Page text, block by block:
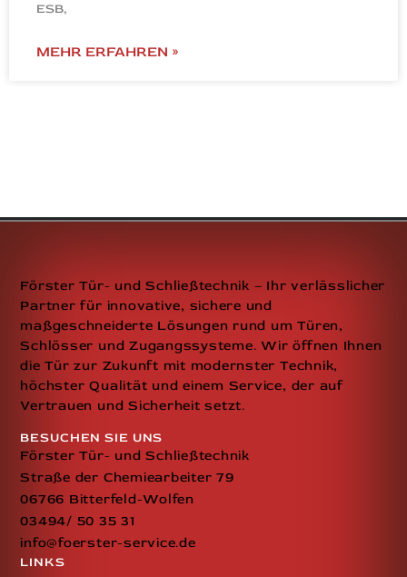
ESB,
MEHR ERFAHREN »
Förster Tür- und Schließtechnik – Ihr verlässlicher
Partner für innovative, sichere und
maßgeschneiderte Lösungen rund um Türen,
Schlösser und Zugangssysteme. Wir öffnen Ihnen
die Tür zur Zukunft mit modernster Technik,
höchster Qualität und einem Service, der auf
Vertrauen und Sicherheit setzt.
BESUCHEN SIE UNS
Förster Tür- und Schließtechnik
Straße der Chemiearbeiter 79
06766 Bitterfeld-Wolfen
03494/ 50 35 31
info@foerster-service.de
LINKS